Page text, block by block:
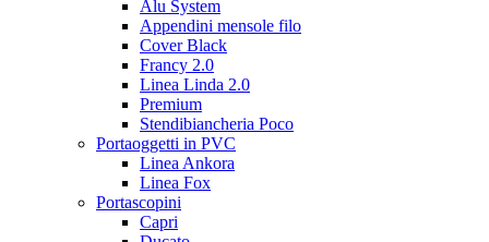
Alu System
Appendini mensole filo
Cover Black
Francy 2.0
Linea Linda 2.0
Premium
Stendibiancheria Poco
Portaoggetti in PVC
Linea Ankora
Linea Fox
Portascopini
Capri